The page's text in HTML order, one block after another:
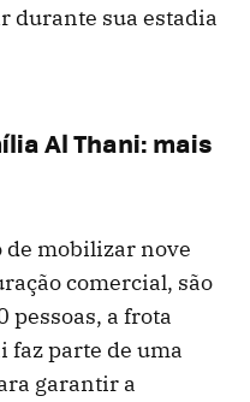
durante sua estadia
Al Thani: mais
de mobilizar nove
comercial, são
pessoas, a frota
parte de uma
garantir a